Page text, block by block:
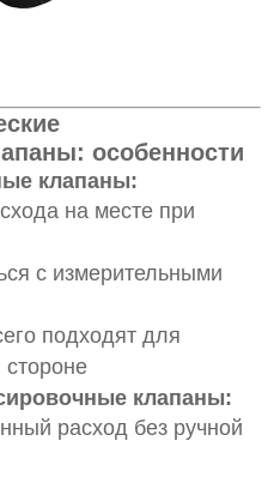
особенности
клапаны:
на месте при
с измерительными
подходят для
стороне
клапаны:
расход без ручной